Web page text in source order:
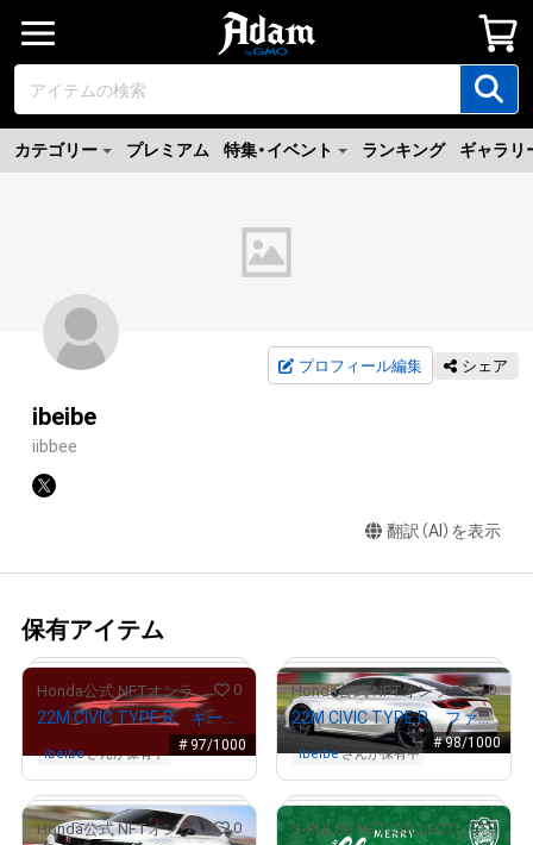
カテゴリー プレミアム 特集・イベント ランキング ギャラリ
プロフィール編集 シェア
ibeibe
iibbee
翻訳（AI）を表示
保有アイテム
# 97/1000
Honda公式 NFTオンラインショップ 0
22M CIVIC TYPE R キースケッチ
ibeibeさんが保有中
# 98/1000
Honda公式 NFTオンラインショップ 0
22M CIVIC TYPE R ファイナルスケッチ2
ibeibeさんが保有中
Honda公式 NFTオンラインショップ 0 S-PULSE NFT COLLECTION 『パルコレ』 0